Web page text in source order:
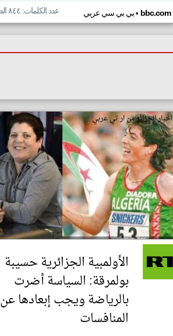
بي بي سي عربي• bbc.com عدد الكلمات: ٨٤٤ الصور: ٦
اخبار الجزائر من ار تي عربي
الأولمبية الجزائرية حسيبة
بولمرقة: السياسة أضرت
بالرياضة ويجب إبعادها عن
المنافسات